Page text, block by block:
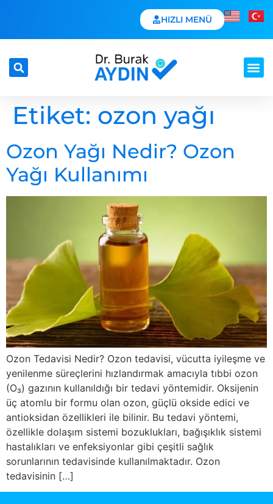
HIZLI MENÜ
Etiket: ozon yağı
Ozon Yağı Nedir? Ozon
Yağı Kullanımı
Ozon Tedavisi Nedir? Ozon tedavisi, vücutta iyileşme ve
yenilenme süreçlerini hızlandırmak amacıyla tıbbi ozon
(O₃) gazının kullanıldığı bir tedavi yöntemidir. Oksijenin
üç atomlu bir formu olan ozon, güçlü okside edici ve
antioksidan özellikleri ile bilinir. Bu tedavi yöntemi,
özellikle dolaşım sistemi bozuklukları, bağışıklık sistemi
hastalıkları ve enfeksiyonlar gibi çeşitli sağlık
sorunlarının tedavisinde kullanılmaktadır. Ozon
tedavisinin […]